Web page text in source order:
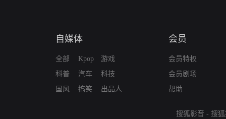
自媒体
全部
科普
国风
Kpop
汽车
搞笑
游戏
科技
出品人
会员
会员特权
会员剧场
帮助
搜狐影音 - 搜